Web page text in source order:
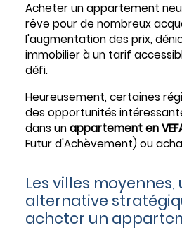
Acheter un appartement
rêve pour de nombreux
l'augmentation des prix,
immobilier à un tarif
défi.
Heureusement, certaines
des opportunités
dans unappartement en
Futur d'Achèvement) ou
Les villes moyennes,
alternative
acheter un